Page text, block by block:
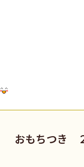
おもちつき